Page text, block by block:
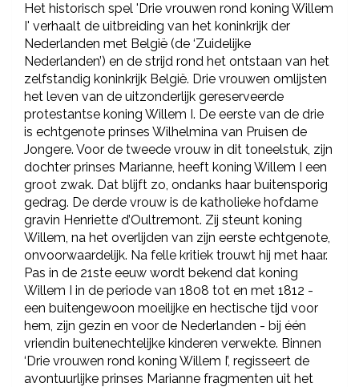
Het historisch spel 'Drie vrouwen rond koning Willem
I' verhaalt de uitbreiding van het koninkrijk der
Nederlanden met België (de ‘Zuidelijke
Nederlanden’) en de strijd rond het ontstaan van het
zelfstandig koninkrijk België. Drie vrouwen omlijsten
het leven van de uitzonderlijk gereserveerde
protestantse koning Willem I. De eerste van de drie
is echtgenote prinses Wilhelmina van Pruisen de
Jongere. Voor de tweede vrouw in dit toneelstuk, zijn
dochter prinses Marianne, heeft koning Willem I een
groot zwak. Dat blijft zo, ondanks haar buitensporig
gedrag. De derde vrouw is de katholieke hofdame
gravin Henriette d’Oultremont. Zij steunt koning
Willem, na het overlijden van zijn eerste echtgenote,
onvoorwaardelijk. Na felle kritiek trouwt hij met haar.
Pas in de 21ste eeuw wordt bekend dat koning
Willem I in de periode van 1808 tot en met 1812 -
een buitengewoon moeilijke en hectische tijd voor
hem, zijn gezin en voor de Nederlanden - bij één
vriendin buitenechtelijke kinderen verwekte. Binnen
‘Drie vrouwen rond koning Willem I’, regisseert de
avontuurlijke prinses Marianne fragmenten uit het